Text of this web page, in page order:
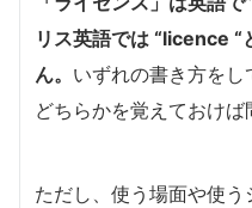
リス英語では “licence
ん。 いずれの書き方をし
どちらかを覚えておけば
ただし、使う場面や使